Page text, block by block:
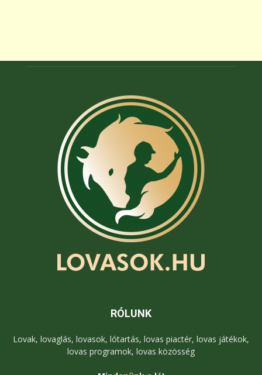
RÓLUNK
Lovak, lovaglás, lovasok, lótartás, lovas piactér, lovas játékok,
lovas programok, lovas közösség